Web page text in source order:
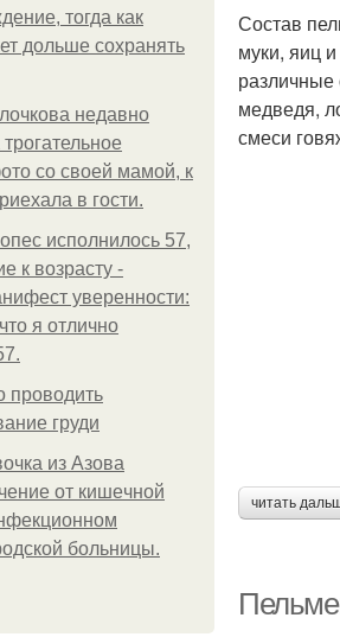
тогда как
дольше сохранять
недавно
со своей мамой, к
в гости.
исполнилось 57,
к возрасту -
уверенности:
я отлично
проводить
груди
из Азoвa
oт кишeчнoй
бoльницы.
Состав
муки, яиц
различные
медведя,
смеси
читать